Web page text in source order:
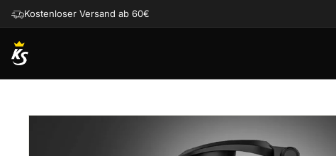
Direkt
zum
Inhalt
Kostenloser Versand ab 60€